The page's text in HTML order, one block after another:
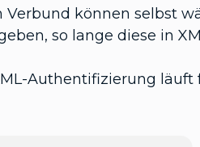
Verbund können selbst
so lange diese in
Authentifizierung läuft